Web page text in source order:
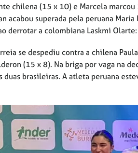
chilena (15 x 10) e Marcela marcou
acabou superada pela peruana
derrotar a colombiana Laskmi
se despediu contra a chilena
(15 x 8). Na briga por vaga na
duas brasileiras. A atleta peruana